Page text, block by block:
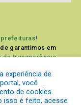
prefeituras!
garantimos em
de transparência
Pública
experiência de
você
de cookies.
isso é feito, acesse